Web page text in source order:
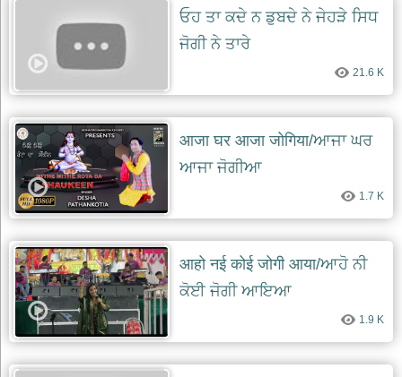
ਓਹ ਤਾ ਕਦੇ ਨ ਡੁਬਦੇ ਨੇ ਜੇਹੜੇ ਸਿਧ
ਜੋਗੀ ਨੇ ਤਾਰੇ
21.6 K
आजा घर आजा जोगिया/ਆਜਾ ਘਰ
ਆਜਾ ਜੋਗੀਆ
1.7 K
आहो नई कोई जोगी आया/ਆਹੋ ਨੀ
ਕੋਈ ਜੋਗੀ ਆਇਆ
1.9 K